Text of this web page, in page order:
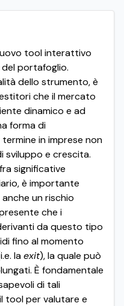
tool interattivo
portafoglio.
dello strumento, è
che il mercato
dinamico e ad
forma di
in imprese non
e crescita.
significative
è importante
un rischio
che i
da questo tipo
fino al momento
laexit), la quale può
È fondamentale
di tali
tool per valutare e